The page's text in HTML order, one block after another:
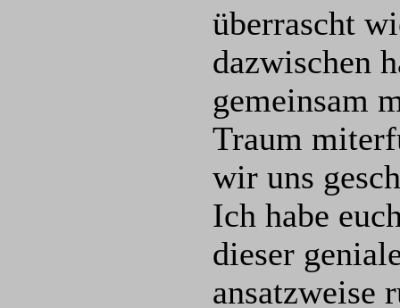
überrascht
dazwischen
gemeinsam
Traum
wir uns
Ich habe
dieser
ansatzweise